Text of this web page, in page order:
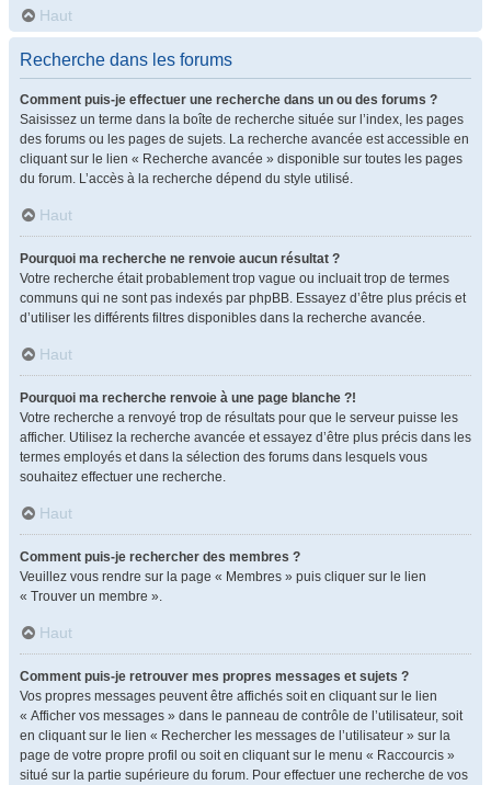
Haut
Recherche dans les forums
Comment puis-je effectuer une recherche dans un ou des forums ?
Saisissez un terme dans la boîte de recherche située sur l’index, les pages
des forums ou les pages de sujets. La recherche avancée est accessible en
cliquant sur le lien « Recherche avancée » disponible sur toutes les pages
du forum. L’accès à la recherche dépend du style utilisé.
Haut
Pourquoi ma recherche ne renvoie aucun résultat ?
Votre recherche était probablement trop vague ou incluait trop de termes
communs qui ne sont pas indexés par phpBB. Essayez d’être plus précis et
d’utiliser les différents filtres disponibles dans la recherche avancée.
Haut
Pourquoi ma recherche renvoie à une page blanche ?!
Votre recherche a renvoyé trop de résultats pour que le serveur puisse les
afficher. Utilisez la recherche avancée et essayez d’être plus précis dans les
termes employés et dans la sélection des forums dans lesquels vous
souhaitez effectuer une recherche.
Haut
Comment puis-je rechercher des membres ?
Veuillez vous rendre sur la page « Membres » puis cliquer sur le lien
« Trouver un membre ».
Haut
Comment puis-je retrouver mes propres messages et sujets ?
Vos propres messages peuvent être affichés soit en cliquant sur le lien
« Afficher vos messages » dans le panneau de contrôle de l’utilisateur, soit
en cliquant sur le lien « Rechercher les messages de l’utilisateur » sur la
page de votre propre profil ou soit en cliquant sur le menu « Raccourcis »
situé sur la partie supérieure du forum. Pour effectuer une recherche de vos